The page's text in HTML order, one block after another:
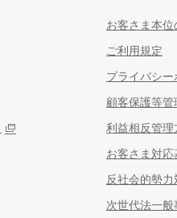
お客さま本
ご利用規定
プライバシー
顧客保護等管
利益相反管理
お客さま対応
反社会的勢
次世代法一